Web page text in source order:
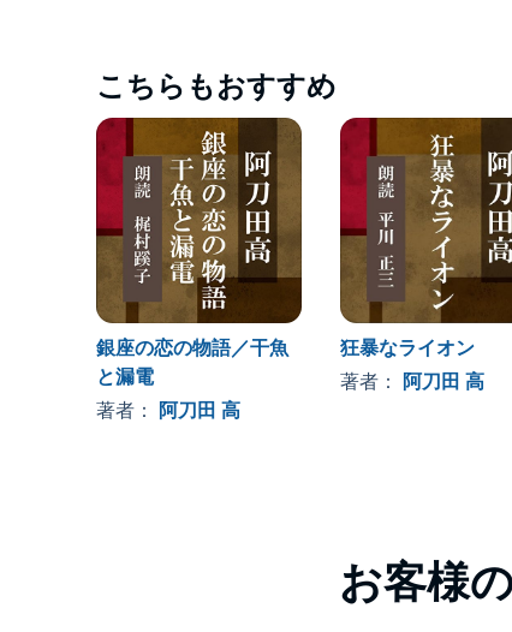
こちらもおすすめ
銀座の恋の物語／干魚
と漏電
著者： 阿刀田 高
狂暴なライオン
著者： 阿刀田 高